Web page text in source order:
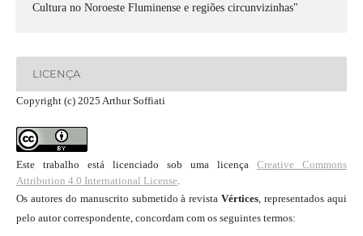
Cultura no Noroeste Fluminense e regiões circunvizinhas"
LICENÇA
Copyright (c) 2025 Arthur Soffiati
Este trabalho está licenciado sob uma licençaCreative Commons
Attribution 4.0 International License
Os autores do manuscrito submetido à revistaVértices , representados aqui
pelo autor correspondente, concordam com os seguintes termos: